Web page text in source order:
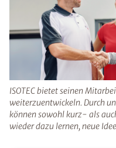
ISOTEC bietet seinen
weiterzuentwickeln. Durch
können sowohl kurz- als
wieder dazu lernen, neue